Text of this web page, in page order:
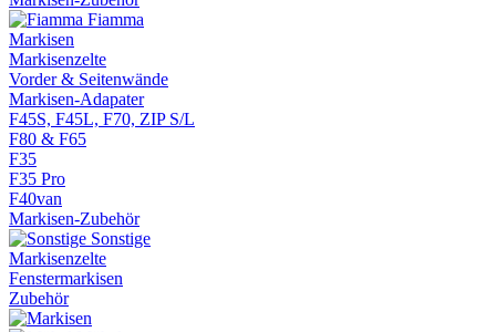
Fiamma
Markisen
Markisenzelte
Vorder & Seitenwände
Markisen-Adapater
F45S, F45L, F70, ZIP S/L
F80 & F65
F35
F35 Pro
F40van
Markisen-Zubehör
Sonstige
Markisenzelte
Fenstermarkisen
Zubehör